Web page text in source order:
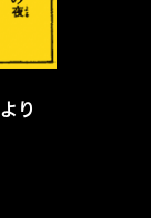
より